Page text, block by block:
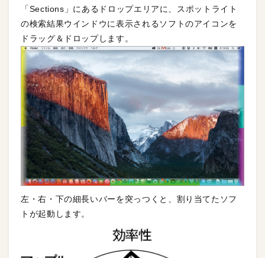
「Sections」にあるドロップエリアに、スポットライト
の検索結果ウインドウに表示されるソフトのアイコンを
ドラッグ＆ドロップします。
左・右・下の細長いバーを突っつくと、割り当てたソフ
トが起動します。